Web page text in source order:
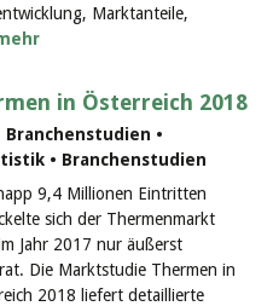
Marktanteile,
in Österreich 2018
• Branchenstudien •
• Branchenstudien
9,4 Millionen Eintritten
sich der Thermenmarkt
Jahr 2017 nur äußerst
Die Marktstudie Thermen in
2018 liefert detaillierte